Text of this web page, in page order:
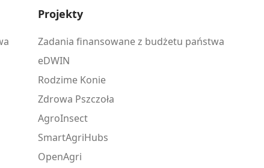
Projekty
Zadania finansowane z budżetu państwa
eDWIN
Rodzime Konie
Zdrowa Pszczoła
AgroInsect
SmartAgriHubs
OpenAgri